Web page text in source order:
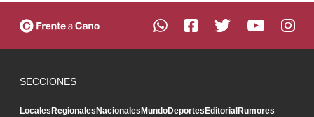
SECCIONES
LocalesRegionalesNacionalesMundoDeportesEditorialRumores